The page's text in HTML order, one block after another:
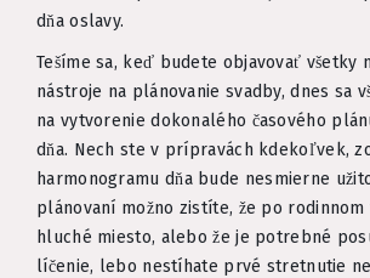
dňa oslavy.
Tešíme sa, keď budete objavovať všetky
nástroje na plánovanie svadby, dnes sa
na vytvorenie dokonalého časového
dňa. Nech ste v prípravách kdekoľvek,
harmonogramu dňa bude nesmierne
plánovaní možno zistíte, že po
hluché miesto, alebo že je potrebné
líčenie, lebo nestíhate prvé stretnutie